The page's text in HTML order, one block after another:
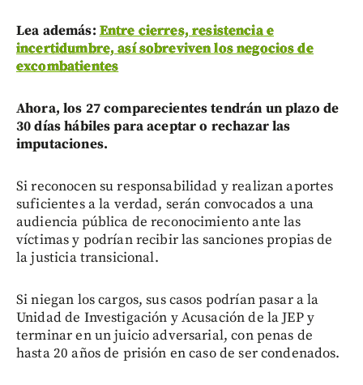
Lea además: Entre cierres, resistencia e
incertidumbre, así sobreviven los negocios de
excombatientes
Ahora, los 27 comparecientes tendrán un plazo de
30 días hábiles para aceptar o rechazar las
imputaciones.
Si reconocen su responsabilidad y realizan aportes
suficientes a la verdad, serán convocados a una
audiencia pública de reconocimiento ante las
víctimas y podrían recibir las sanciones propias de
la justicia transicional.
Si niegan los cargos, sus casos podrían pasar a la
Unidad de Investigación y Acusación de la JEP y
terminar en un juicio adversarial, con penas de
hasta 20 años de prisión en caso de ser condenados.